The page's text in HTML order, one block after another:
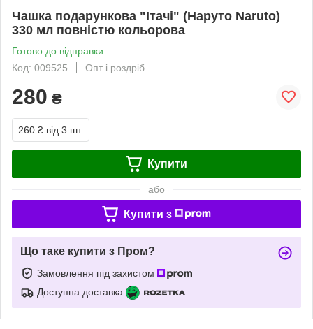
Чашка подарункова "Ітачі" (Наруто Naruto)
330 мл повністю кольорова
Готово до відправки
Код: 009525
Опт і роздріб
280 ₴
260 ₴ від 3 шт.
Купити
або
Купити з
Що таке купити з Пром?
Замовлення під захистом
Доступна доставка